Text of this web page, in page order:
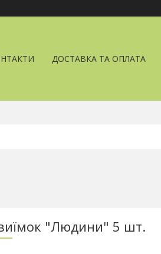
ДОСТАВКА ТА ОПЛАТА
"Людини" 5 шт.